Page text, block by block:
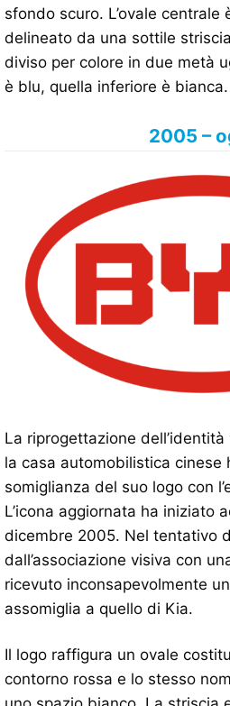
sfondo scuro. L’ovale centrale
delineato da una sottile
diviso per colore in due metà
è blu, quella inferiore è bianca.
2005 –
La riprogettazione
la casa automobilistica cinese
somiglianza del suo logo con
L’icona aggiornata ha iniziato
dicembre 2005. Nel tentativo
dall’associazione visiva con
ricevuto inconsapevolmente
assomiglia a quello di Kia.
Il logo raffigura un ovale
contorno rossa e lo stesso